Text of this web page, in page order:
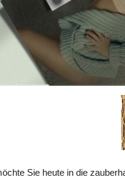
Sie heute in die